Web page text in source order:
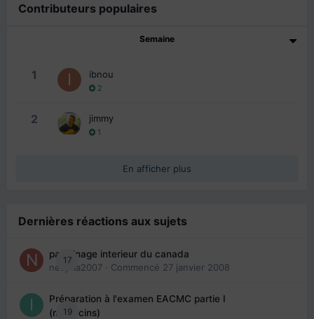
Contributeurs populaires
Semaine
1 ibnou
2
2 jimmy
1
En afficher plus
Dernières réactions aux sujets
17
parrainage interieur du canada
nedjma2007 · Commencé 27 janvier 2008
19
Préparation à l'examen EACMC partie I
(médecins)